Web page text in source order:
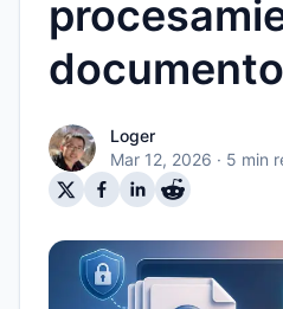
Loger
Mar 12, 2026 · 5 min